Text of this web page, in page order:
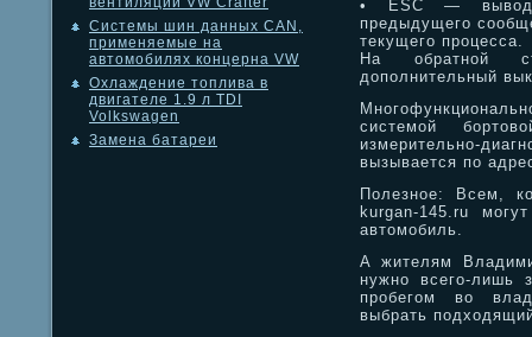
Системы шин данных CAN,
применяемые на
автомобилях концерна VW
Охлаждение топлива в
двигателе 1.9 л TDI
Volkswagen
Замена батареи
• ESC — вывод
предыдущего
текущего процесса.
На обратной
дополнительный
системой
измерительно-
вызывается по
Полезное: Всем,
kurgan-145.ru
автомобиль.
А жителям
нужно всего-лишь
пробегом во
выбрать